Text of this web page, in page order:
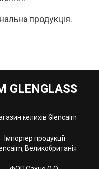
продукція.
GLENGLASS
келихів Glencairn
Імпортер продукції
Великобританія